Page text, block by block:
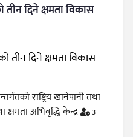
तीन दिने क्षमता विकास
राष्ट्रिय खानेपानी तथा
अभिवृद्धि केन्द्र
3